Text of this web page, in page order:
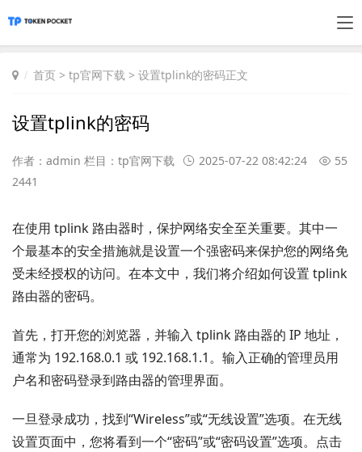
首页 > tp官网下载 > 设置tplink的密码正文
设置tplink的密码
作者：admin 栏目： tp官网下载 2025-07-22 08:42:24
55
2441
在使用 tplink 路由器时，保护网络安全至关重要。其中一
个最基本的安全措施就是设置一个强密码来保护您的网络免
受未经授权的访问。在本文中，我们将介绍如何设置 tplink
路由器的密码。
首先，打开您的浏览器，并输入 tplink 路由器的 IP 地址，
通常为 192.168.0.1 或 192.168.1.1。输入正确的管理员用
户名和密码登录到路由器的管理界面。
一旦登录成功，找到“Wireless”或“无线设置”选项。在无线
设置页面中，您将看到一个“密码”或“密码设置”选项。点击